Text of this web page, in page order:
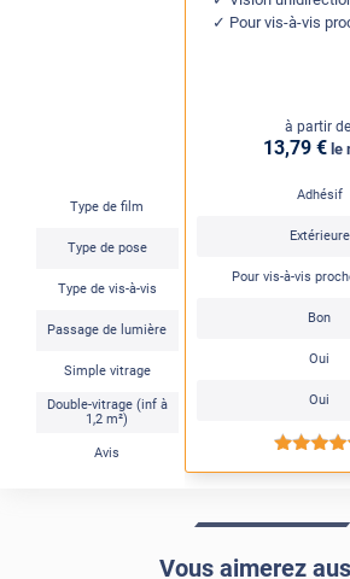
Type de film
Type de pose
Type de vis-à-vis
Passage de lumière
Simple vitrage
Double-vitrage (inf à
1,2 m²)
Avis
Pour vis-à-vis
à partir de
13,79 € le
Adhésif
Extérieure
Pour vis-à-vis
Bon
Oui
Oui
Vous aimerez